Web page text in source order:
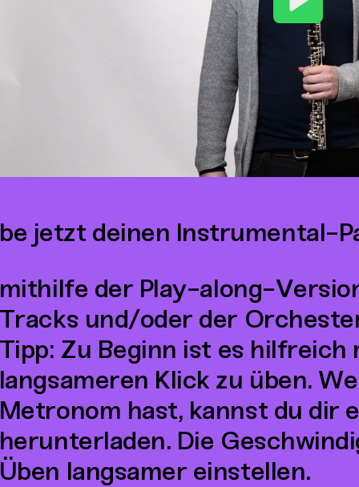
Play
jetzt deinen Instrumental-
der Play-along-
und/oder der
Zu Beginn ist es hilfreich
Klick zu üben.
hast, kannst du dir
Die
langsamer einstellen.